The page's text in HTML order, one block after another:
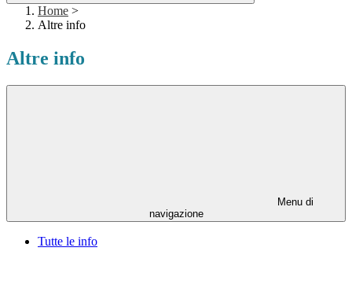
Home >
Altre info
Altre info
Menu di
navigazione
Tutte le info